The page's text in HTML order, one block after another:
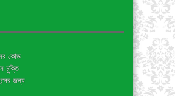
কোড
চুক্তি
জন্য